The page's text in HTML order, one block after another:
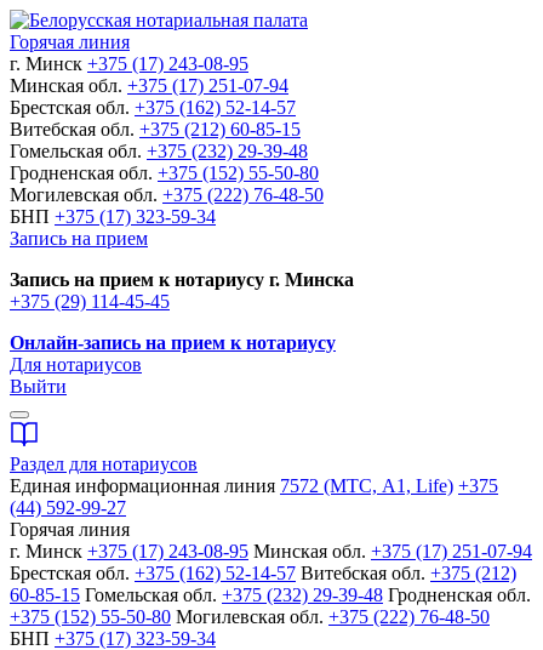
Горячая линия
г. Минск +375 (17) 243-08-95
Минская обл. +375 (17) 251-07-94
Брестская обл. +375 (162) 52-14-57
Витебская обл. +375 (212) 60-85-15
Гомельская обл. +375 (232) 29-39-48
Гродненская обл. +375 (152) 55-50-80
Могилевская обл. +375 (222) 76-48-50
БНП +375 (17) 323-59-34
Запись на прием
Запись на прием к нотариусу г. Минска
+375 (29) 114-45-45
Онлайн-запись на прием к нотариусу
Для нотариусов
Выйти
Раздел для нотариусов
Единая информационная линия 7572 (МТС, A1, Life) +375
(44) 592-99-27
Горячая линия
г. Минск +375 (17) 243-08-95 Минская обл. +375 (17) 251-07-94
Брестская обл. +375 (162) 52-14-57 Витебская обл. +375 (212)
60-85-15 Гомельская обл. +375 (232) 29-39-48 Гродненская обл.
+375 (152) 55-50-80 Могилевская обл. +375 (222) 76-48-50
БНП +375 (17) 323-59-34